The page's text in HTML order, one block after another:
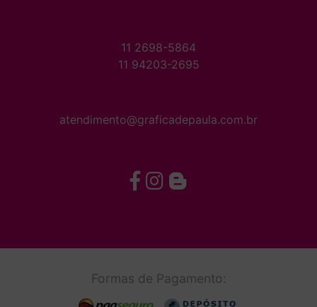
11 2698-5864
11 94203-2695
atendimento@graficadepaula.com.br
Formas de Pagamento: